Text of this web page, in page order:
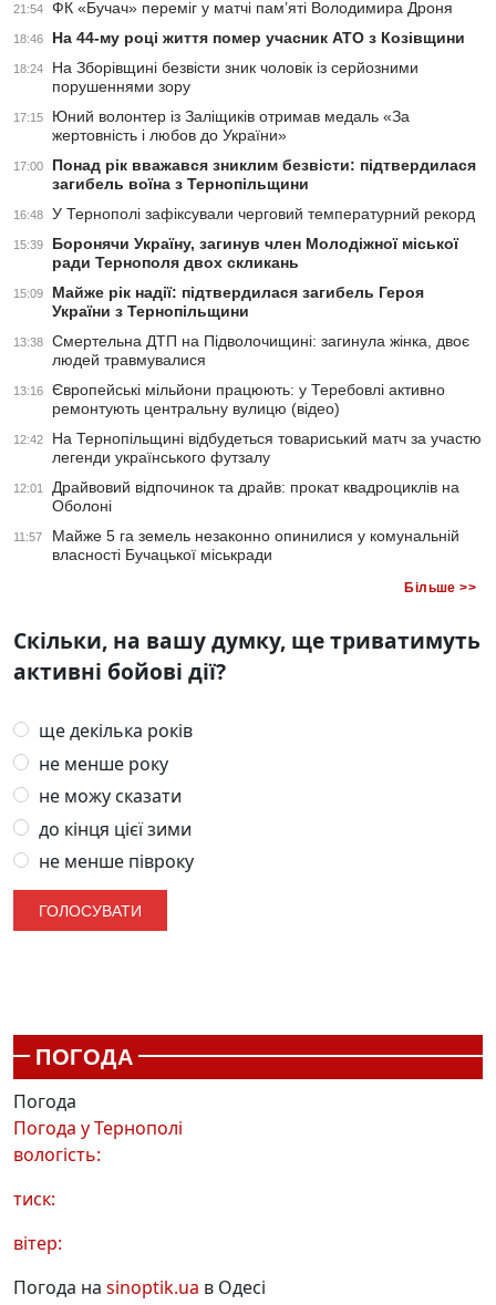
21:54 ФК «Бучач» переміг у матчі пам’яті Володимира Дроня
18:46 На 44-му році життя помер учасник АТО з Козівщини
18:24
На Зборівщині безвісти зник чоловік із серйозними
порушеннями зору
17:15
Юний волонтер із Заліщиків отримав медаль «За
жертовність і любов до України»
17:00
Понад рік вважався зниклим безвісти: підтвердилася
загибель воїна з Тернопільщини
16:48 У Тернополі зафіксували черговий температурний рекорд
15:39
Боронячи Україну, загинув член Молодіжної міської
ради Тернополя двох скликань
15:09
Майже рік надії: підтвердилася загибель Героя
України з Тернопільщини
13:38
Смертельна ДТП на Підволочищині: загинула жінка, двоє
людей травмувалися
13:16
Європейські мільйони працюють: у Теребовлі активно
ремонтують центральну вулицю (відео)
12:42
На Тернопільщині відбудеться товариський матч за участю
легенди українського футзалу
12:01
Драйвовий відпочинок та драйв: прокат квадроциклів на
Оболоні
11:57
Майже 5 га земель незаконно опинилися у комунальній
власності Бучацької міськради
Більше >>
Скільки, на вашу думку, ще триватимуть
активні бойові дії?
ще декілька років
не менше року
не можу сказати
до кінця цієї зими
не менше півроку
ПОГОДА
Погода
Погода уТернополі
вологість:
тиск:
вітер:
Погода на sinoptik.ua в Одесі